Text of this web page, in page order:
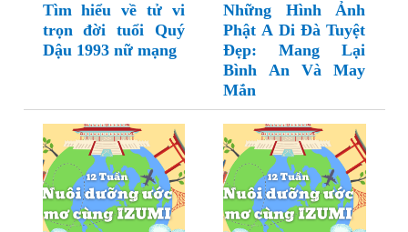
Tìm hiểu về tử vi
trọn đời tuổi Quý
Dậu 1993 nữ mạng
Những Hình Ảnh
Phật A Di Đà Tuyệt
Đẹp: Mang Lại
Bình An Và May
Mắn